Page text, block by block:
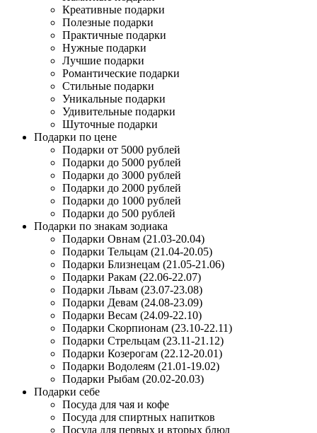
Креативные подарки
Полезные подарки
Практичные подарки
Нужные подарки
Лучшие подарки
Романтические подарки
Стильные подарки
Уникальные подарки
Удивительные подарки
Шуточные подарки
Подарки по цене
Подарки от 5000 рублей
Подарки до 5000 рублей
Подарки до 3000 рублей
Подарки до 2000 рублей
Подарки до 1000 рублей
Подарки до 500 рублей
Подарки по знакам зодиака
Подарки Овнам (21.03-20.04)
Подарки Тельцам (21.04-20.05)
Подарки Близнецам (21.05-21.06)
Подарки Ракам (22.06-22.07)
Подарки Львам (23.07-23.08)
Подарки Девам (24.08-23.09)
Подарки Весам (24.09-22.10)
Подарки Скорпионам (23.10-22.11)
Подарки Стрельцам (23.11-21.12)
Подарки Козерогам (22.12-20.01)
Подарки Водолеям (21.01-19.02)
Подарки Рыбам (20.02-20.03)
Подарки себе
Посуда для чая и кофе
Посуда для спиртных напитков
Посуда для первых и вторых блюд